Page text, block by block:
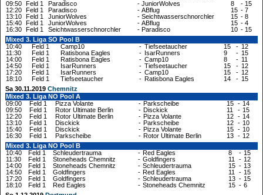
09:50 Feld 1 Paradisco - JuniorWolves 8 - 15
12:20 Feld 1 Paradisco - ABflug 15 - 7
13:10 Feld 1 JuniorWolves - Seichtwasserschnorchler 15 - 8
15:40 Feld 1 JuniorWolves - ABflug 15 - 4
16:30 Feld 1 Seichtwasserschnorchler - Paradisco 10 - 15
Mixed 3. Liga SO Pool B
10:40
Feld 1 Camp10 - Tiefseetaucher 15 - 12
11:30
Feld 1 Ratisbona Eagles - IsarRunners 9 - 15
14:00
Feld 1 Ratisbona Eagles - Camp10 8 - 11
14:50
Feld 1 IsarRunners - Tiefseetaucher 15 - 12
17:20
Feld 1 IsarRunners - Camp10 15 - 12
18:10
Feld 1 Tiefseetaucher - Ratisbona Eagles 14 - 15
Sa 30.11.2019 Chemnitz
Mixed 3. Liga NO Pool A
09:00
Feld 1 Pizza Volante - Parkscheibe 15 - 14
09:50
Feld 1 Rotor Ultimate Berlin - Disckick 11 - 15
12:20
Feld 1 Rotor Ultimate Berlin - Pizza Volante 12 - 14
13:10
Feld 1 Disckick - Parkscheibe 12 - 10
15:40
Feld 1 Disckick - Pizza Volante 15 - 10
16:30
Feld 1 Parkscheibe - Rotor Ultimate Berlin 13 - 12
Mixed 3. Liga NO Pool B
10:40
Feld 1 Schleudertrauma - Red Eagles 8 - 15
11:30
Feld 1 Stoneheads Chemnitz - Goldfingers 11 - 12
14:00
Feld 1 Stoneheads Chemnitz - Schleudertrauma 15 - 13
14:50
Feld 1 Goldfingers - Red Eagles 11 - 15
17:20
Feld 1 Goldfingers - Schleudertrauma 13 - 15
18:10
Feld 1 Red Eagles - Stoneheads Chemnitz 15 - 6